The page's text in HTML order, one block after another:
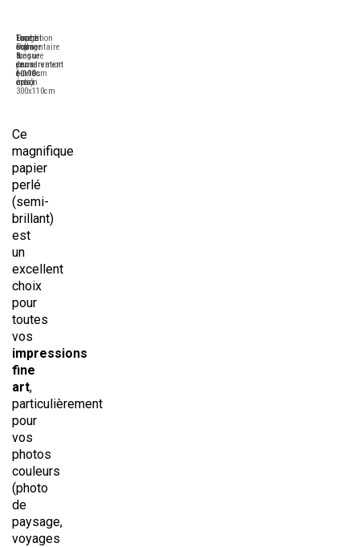
Tirage
Pigmentaire
longue
conservation
(+100
ans)
Format
sur-
mesure
de
10x10cm
à
300x110cm
Expédition
sous
6
jours
ouvrés
maxi
Contre-
collage
&
encadrement
en
option
Ce
magnifique
papier
perlé
(semi-
brillant)
est
un
excellent
choix
pour
toutes
vos
impressions
fine
art,
particulièrement
pour
vos
photos
couleurs
(photo
de
paysage,
voyages